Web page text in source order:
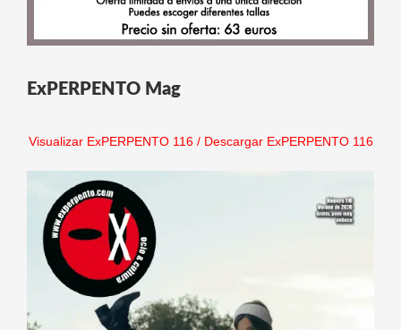
ExPERPENTO Mag
Visualizar ExPERPENTO 116/ Descargar ExPERPENTO 116